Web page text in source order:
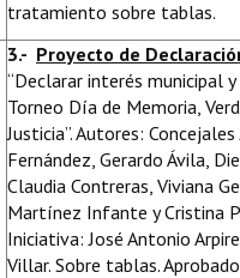
tratamiento sobre tablas.
3.- Proyecto de
“Declarar interés municipal
Torneo Día de Memoria,
Justicia”. Autores: Concejales
Fernández, Gerardo Ávila,
Claudia Contreras, Viviana
Martínez Infante y Cristina
Iniciativa: José Antonio
Villar. Sobre tablas.